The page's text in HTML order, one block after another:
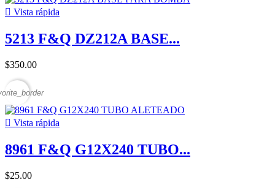
 Vista rápida
5213 F&Q DZ212A BASE...
$350.00
 Vista rápida
8961 F&Q G12X240 TUBO...
$25.00